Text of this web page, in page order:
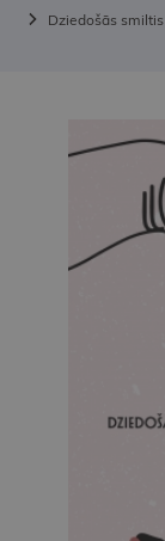
Dziedošās smiltis